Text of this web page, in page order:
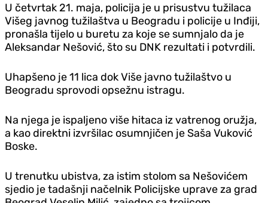
U četvrtak 21. maja, policija je u prisustvu tužilaca
Višeg javnog tužilaštva u Beogradu i policije u Inđiji,
pronašla tijelo u buretu za koje se sumnjalo da je
Aleksandar Nešović, što su DNK rezultati i potvrdili.
Uhapšeno je 11 lica dok Više javno tužilaštvo u
Beogradu sprovodi opsežnu istragu.
Na njega je ispaljeno više hitaca iz vatrenog oružja,
a kao direktni izvršilac osumnjičen je Saša Vuković
Boske.
U trenutku ubistva, za istim stolom sa Nešovićem
sjedio je tadašnji načelnik Policijske uprave za grad